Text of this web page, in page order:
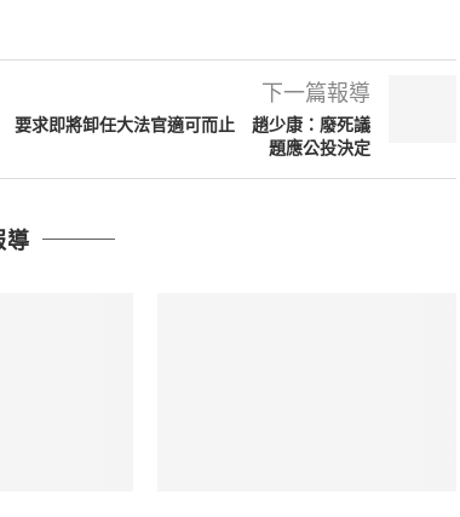
下一篇報導
要求即將卸任大法官適可而止 趙少康：廢死議
題應公投決定
導